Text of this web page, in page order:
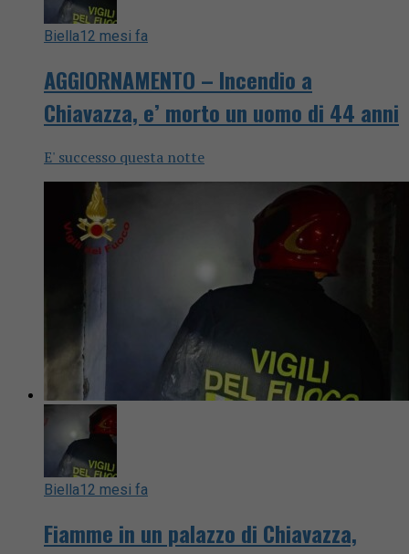
Biella12 mesi fa
AGGIORNAMENTO – Incendio a
Chiavazza, e’ morto un uomo di 44 anni
E' successo questa notte
Biella12 mesi fa
Fiamme in un palazzo di Chiavazza,